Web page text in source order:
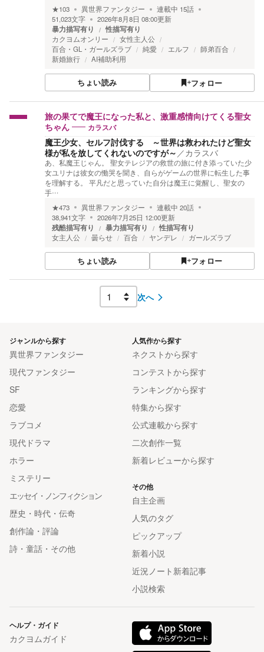
★103 異世界ファンタジー 連載中 15話
51,023文字 2026年8月8日 08:00更新
暴力描写有り 性描写有り
カクヨムオンリー
女性主人公
百合・GL・ガールズラブ
純愛 エルフ
師弟百合
新婚旅行
AI補助利用
ちょい読み フォロー
旅の果てで魔王になった私と、激重感情向けてくる聖女
ちゃん
カラスバ
魔王少女、セルフ討伐する ～世界は救われたけど聖女
様が私を放してくれないのですが～ ／カラスバ
あ、私魔王じゃん。 聖女テレジアの救世の旅に付き添っていた少
女ユリナは彼女の慟哭を聞き、自らがゲームの世界に転生した事
を理解する。 平凡だと思っていた自分は魔王に覚醒し、聖女の
手…
★473 異世界ファンタジー 連載中 20話
38,941文字 2026年7月25日 12:00更新
残酷描写有り 暴力描写有り 性描写有り
女主人公 曇らせ 百合 ヤンデレ ガールズラブ
ちょい読み フォロー
次へ
ジャンルから探す
異世界ファンタジー
現代ファンタジー
SF
恋愛
ラブコメ
現代ドラマ
ホラー
ミステリー
エッセイ・ノンフィクション
歴史・時代・伝奇
創作論・評論
詩・童話・その他
人気作から探す
ネクストから探す
コンテストから探す
ランキングから探す
特集から探す
公式連載から探す
二次創作一覧
新着レビューから探す
その他
自主企画
人気のタグ
ピックアップ
新着小説
近況ノート新着記事
小説検索
ヘルプ・ガイド
カクヨムガイド